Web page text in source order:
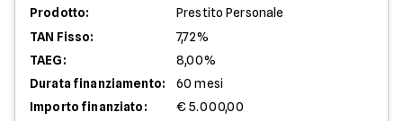
Prodotto:
Prestito Personale
TAN Fisso:
7,72%
TAEG:
8,00%
Durata finanziamento:
60 mesi
Importo finanziato:
€ 5.000,00